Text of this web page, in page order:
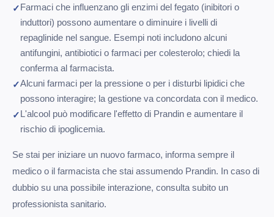
Farmaci che influenzano gli enzimi del fegato (inibitori o
induttori) possono aumentare o diminuire i livelli di
repaglinide nel sangue. Esempi noti includono alcuni
antifungini, antibiotici o farmaci per colesterolo; chiedi la
conferma al farmacista.
Alcuni farmaci per la pressione o per i disturbi lipidici che
possono interagire; la gestione va concordata con il medico.
L'alcool può modificare l'effetto di Prandin e aumentare il
rischio di ipoglicemia.
Se stai per iniziare un nuovo farmaco, informa sempre il
medico o il farmacista che stai assumendo Prandin. In caso di
dubbio su una possibile interazione, consulta subito un
professionista sanitario.